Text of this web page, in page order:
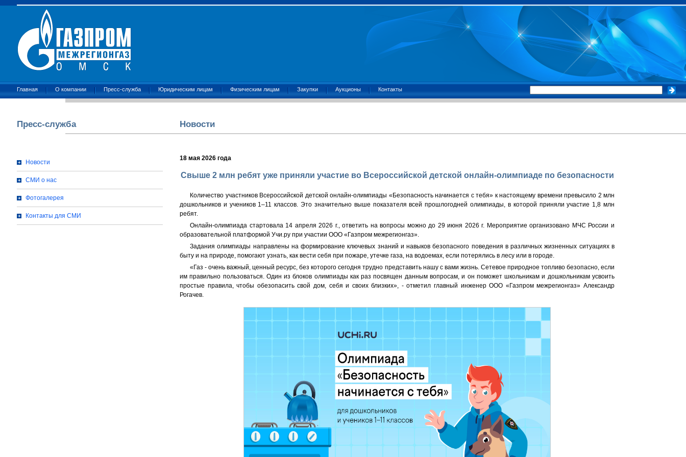
Главная О компании Пресс-служба Юридическим лицам Физическим лицам Закупки Аукционы Контакты
Пресс-служба
Новости
СМИ о нас
Фотогалерея
Контакты для СМИ
Новости
18 мая 2026 года
Свыше 2 млн ребят уже приняли участие во Всероссийской детской онлайн-олимпиаде по безопасности
Количество участников Всероссийской детской онлайн-олимпиады «Безопасность начинается с тебя» к настоящему времени превысило 2 млн
дошкольников и учеников 1–11 классов. Это значительно выше показателя всей прошлогодней олимпиады, в которой приняли участие 1,8 млн
ребят.
Онлайн-олимпиада стартовала 14 апреля 2026 г., ответить на вопросы можно до 29 июня 2026 г. Мероприятие организовано МЧС России и
образовательной платформой Учи.ру при участии ООО «Газпром межрегионгаз».
Задания олимпиады направлены на формирование ключевых знаний и навыков безопасного поведения в различных жизненных ситуациях в
быту и на природе, помогают узнать, как вести себя при пожаре, утечке газа, на водоемах, если потерялись в лесу или в городе.
«Газ - очень важный, ценный ресурс, без которого сегодня трудно представить нашу с вами жизнь. Сетевое природное топливо безопасно, если
им правильно пользоваться. Один из блоков олимпиады как раз посвящен данным вопросам, и он поможет школьникам и дошкольникам усвоить
простые правила, чтобы обезопасить свой дом, себя и своих близких», - отметил главный инженер ООО «Газпром межрегионгаз» Александр
Рогачев.